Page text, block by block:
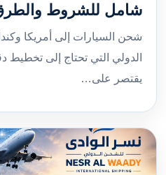
شامل للشروط
شحن السيارات إلى أمريكا
الدولي التي تحتاج إلى تخطيط
يقتصر على…